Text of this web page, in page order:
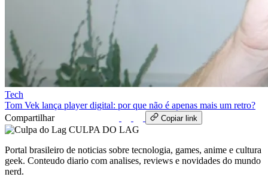
Tech
Tom Vek lança player digital: por que não é apenas mais um retro?
Compartilhar
Copiar link
CULPA DO LAG
Portal brasileiro de noticias sobre tecnologia, games, anime e cultura
geek. Conteudo diario com analises, reviews e novidades do mundo
nerd.